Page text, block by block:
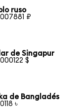
ruso
₽
de Singapur
$
de Bangladés
৳